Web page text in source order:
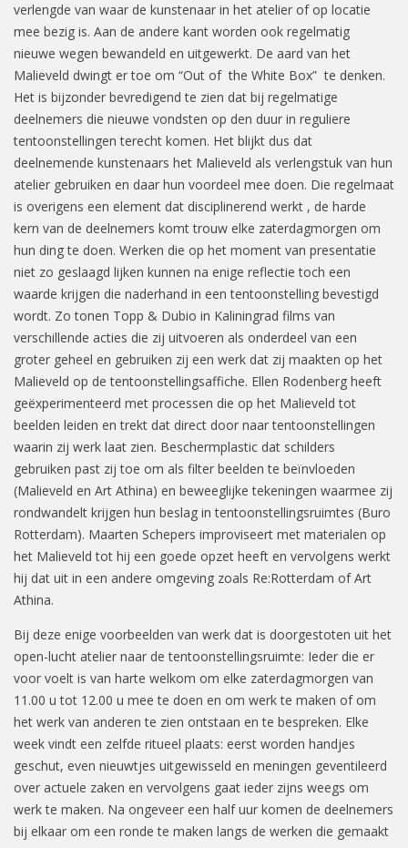
verlengde van waar de kunstenaar in het atelier of op locatie
mee bezig is. Aan de andere kant worden ook regelmatig
nieuwe wegen bewandeld en uitgewerkt. De aard van het
Malieveld dwingt er toe om “Out of the White Box” te denken.
Het is bijzonder bevredigend te zien dat bij regelmatige
deelnemers die nieuwe vondsten op den duur in reguliere
tentoonstellingen terecht komen. Het blijkt dus dat
deelnemende kunstenaars het Malieveld als verlengstuk van hun
atelier gebruiken en daar hun voordeel mee doen. Die regelmaat
is overigens een element dat disciplinerend werkt , de harde
kern van de deelnemers komt trouw elke zaterdagmorgen om
hun ding te doen. Werken die op het moment van presentatie
niet zo geslaagd lijken kunnen na enige reflectie toch een
waarde krijgen die naderhand in een tentoonstelling bevestigd
wordt. Zo tonen Topp & Dubio in Kaliningrad films van
verschillende acties die zij uitvoeren als onderdeel van een
groter geheel en gebruiken zij een werk dat zij maakten op het
Malieveld op de tentoonstellingsaffiche. Ellen Rodenberg heeft
geëxperimenteerd met processen die op het Malieveld tot
beelden leiden en trekt dat direct door naar tentoonstellingen
waarin zij werk laat zien. Beschermplastic dat schilders
gebruiken past zij toe om als filter beelden te beïnvloeden
(Malieveld en Art Athina) en beweeglijke tekeningen waarmee zij
rondwandelt krijgen hun beslag in tentoonstellingsruimtes (Buro
Rotterdam). Maarten Schepers improviseert met materialen op
het Malieveld tot hij een goede opzet heeft en vervolgens werkt
hij dat uit in een andere omgeving zoals Re:Rotterdam of Art
Athina.
Bij deze enige voorbeelden van werk dat is doorgestoten uit het
open-lucht atelier naar de tentoonstellingsruimte: Ieder die er
voor voelt is van harte welkom om elke zaterdagmorgen van
11.00 u tot 12.00 u mee te doen en om werk te maken of om
het werk van anderen te zien ontstaan en te bespreken. Elke
week vindt een zelfde ritueel plaats: eerst worden handjes
geschut, even nieuwtjes uitgewisseld en meningen geventileerd
over actuele zaken en vervolgens gaat ieder zijns weegs om
werk te maken. Na ongeveer een half uur komen de deelnemers
bij elkaar om een ronde te maken langs de werken die gemaakt